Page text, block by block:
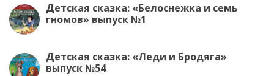
Детская сказка: «Белоснежка и семь
гномов» выпуск №1
Детская сказка: «Леди и Бродяга»
выпуск №54